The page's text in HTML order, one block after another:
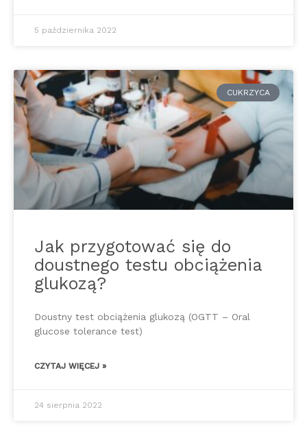
5 października 2022
CUKRZYCA
Jak przygotować się do
doustnego testu obciążenia
glukozą?
Doustny test obciążenia glukozą (OGTT – Oral
glucose tolerance test)
CZYTAJ WIĘCEJ »
24 sierpnia 2022